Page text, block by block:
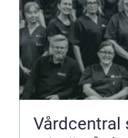
Vårdcentral